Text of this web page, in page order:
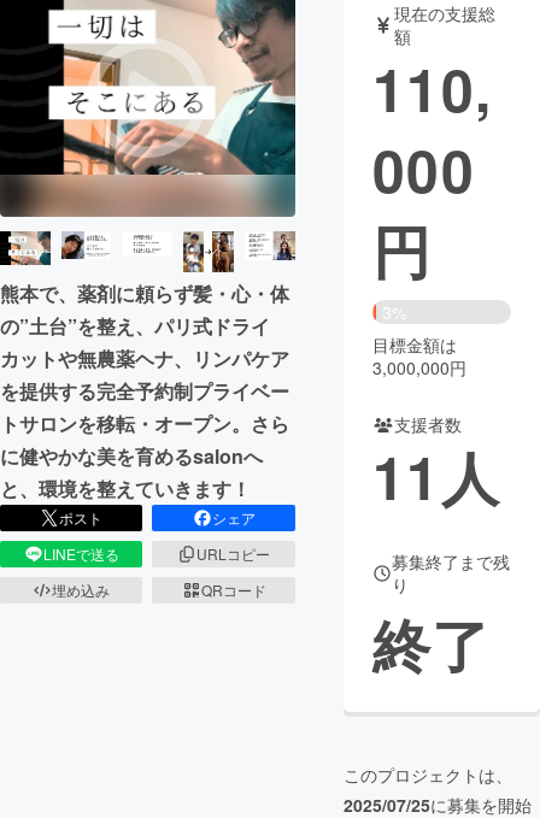
テクノロジー・ガジェット
映像・映画 書籍・雑誌
ビジネス・起業 チャレンジ
まちづくり・地域活性化
CAMPFIRE for Social Good
CAMPFIRE Creation
CAMPFIREふるさと納税
コミュニティ
熊本で、薬剤に頼らず髪・心・体
の”土台”を整え、パリ式ドライ
カットや無農薬ヘナ、リンパケア
を提供する完全予約制プライベー
トサロンを移転・オープン。さら
に健やかな美を育めるsalonへ
と、環境を整えていきます！
ポスト
シェア
LINEで送る
URLコピー
埋め込み
QRコード
現在の支援総
額
110,
000
円
3%
目標金額は
3,000,000円
支援者数
11 人
募集終了まで残
り
終了
このプロジェクトは、
2025/07/25に募集を開始